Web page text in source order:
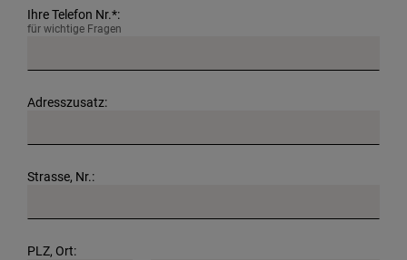
Ihre Telefon Nr.*:
für wichtige Fragen
Adresszusatz:
Strasse, Nr.:
PLZ, Ort: